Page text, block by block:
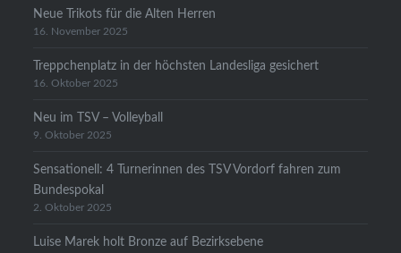
Neue Trikots für die Alten Herren
16. November 2025
Treppchenplatz in der höchsten Landesliga gesichert
16. Oktober 2025
Neu im TSV – Volleyball
9. Oktober 2025
Sensationell: 4 Turnerinnen des TSV Vordorf fahren zum
Bundespokal
2. Oktober 2025
Luise Marek holt Bronze auf Bezirksebene